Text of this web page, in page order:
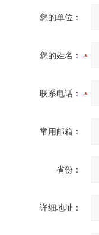
您的单位：
您的姓名：
联系电话：
常用邮箱：
省份：
详细地址：